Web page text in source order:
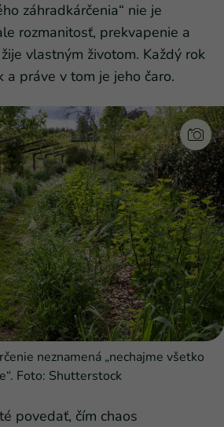
záhradkárčenia“ nie je
rozmanitosť, prekvapenie a
vlastným životom. Každý rok
a práve v tom je jeho čaro.
neznamená „nechajme všetko
Foto: Shutterstock
povedať, čím chaos